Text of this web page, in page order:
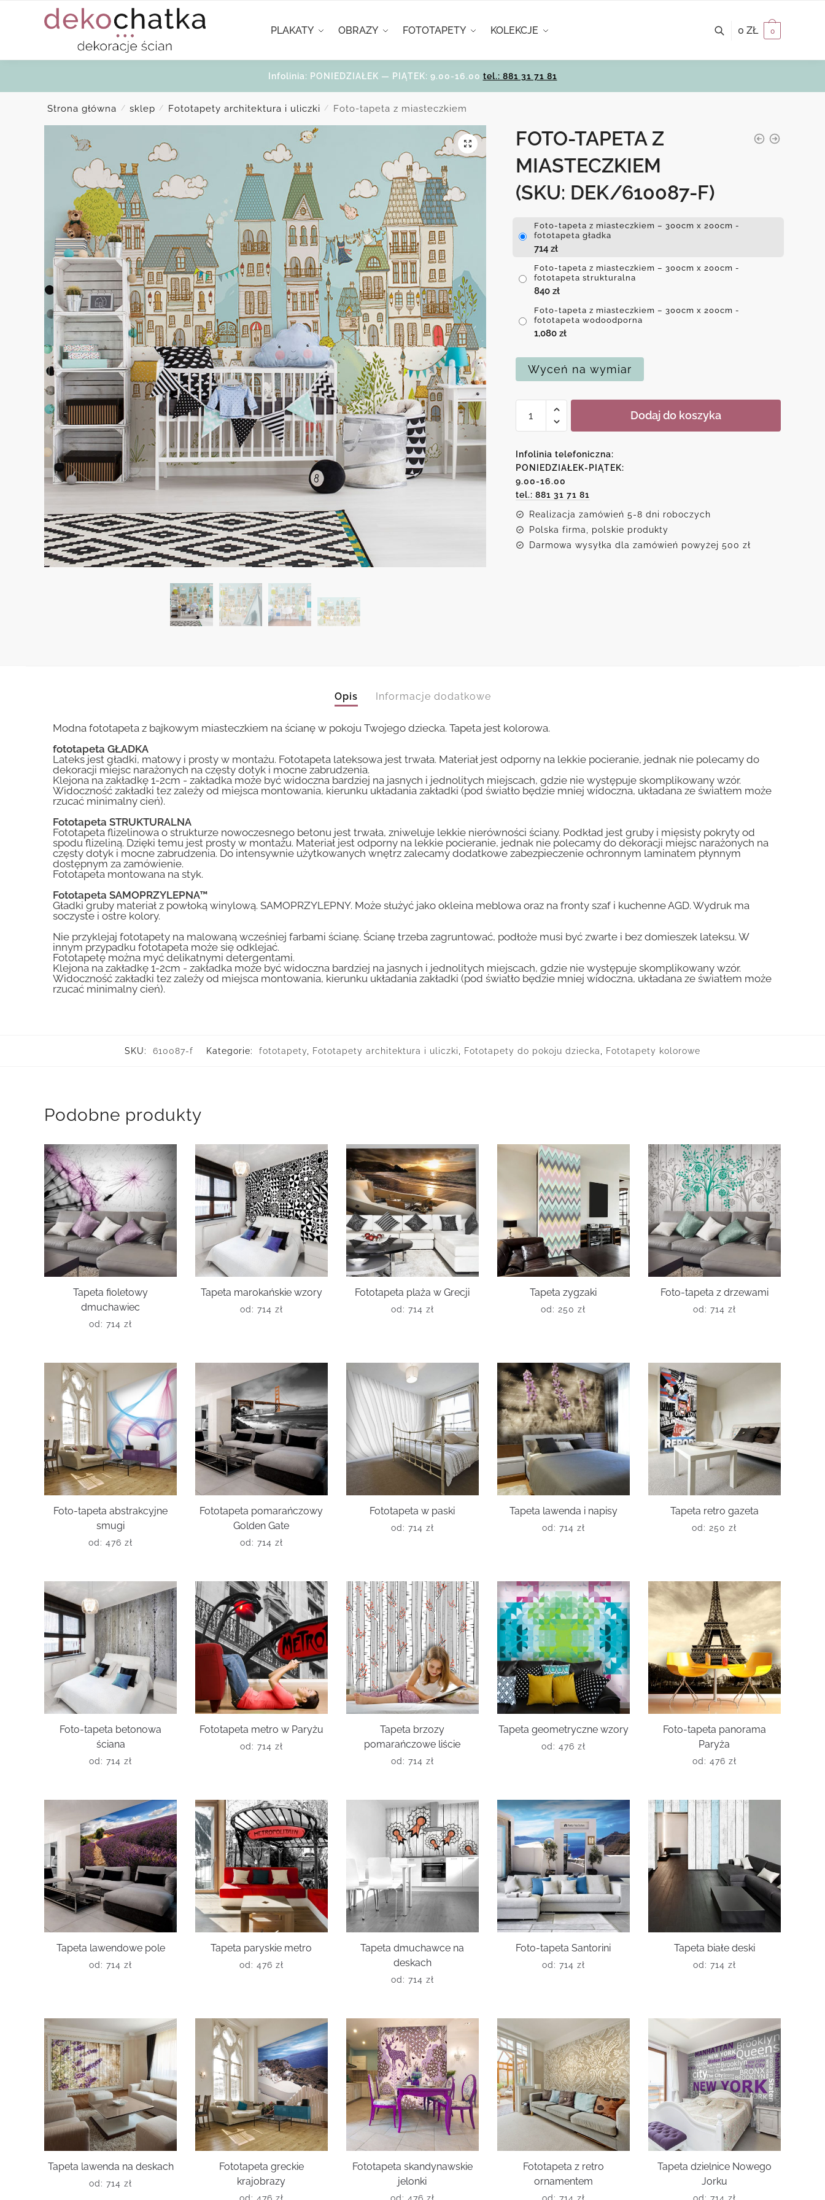
PLAKATY OBRAZY FOTOTAPETY KOLEKCJE 0 ZŁ 0
Infolinia: PONIEDZIAŁEK — PIĄTEK: 9.00-16.00 tel.: 881 31 71 81
Strona główna / sklep / Fototapety architektura i uliczki / Foto-tapeta z miasteczkiem
FOTO-TAPETA Z
MIASTECZKIEM
(SKU: DEK/610087-F)
Foto-tapeta z miasteczkiem – 300cm x 200cm -
fototapeta gładka
714 zł
Foto-tapeta z miasteczkiem – 300cm x 200cm -
fototapeta strukturalna
840 zł
Foto-tapeta z miasteczkiem – 300cm x 200cm -
fototapeta wodoodporna
1,080 zł
Wyceń na wymiar
Foto-
z
miasteczkiem
Dodaj do koszyka
Infolinia telefoniczna:
PONIEDZIAŁEK-PIĄTEK:
9.00-16.00
tel.: 881 31 71 81
Realizacja zamówień 5-8 dni roboczych
Polska firma, polskie produkty
Darmowa wysyłka dla zamówień powyżej 500 zł
Opis Informacje dodatkowe
Modna fototapeta z bajkowym miasteczkiem na ścianę w pokoju Twojego dziecka. Tapeta jest kolorowa.
fototapeta GŁADKA
Lateks jest gładki, matowy i prosty w montażu. Fototapeta lateksowa jest trwała. Materiał jest odporny na lekkie pocieranie, jednak nie polecamy do
dekoracji miejsc narażonych na częsty dotyk i mocne zabrudzenia.
Klejona na zakładkę 1-2cm - zakładka może być widoczna bardziej na jasnych i jednolitych miejscach, gdzie nie występuje skomplikowany wzór.
Widoczność zakładki tez zależy od miejsca montowania, kierunku układania zakładki (pod światło będzie mniej widoczna, układana ze światłem może
rzucać minimalny cień).
Fototapeta STRUKTURALNA
Fototapeta flizelinowa o strukturze nowoczesnego betonu jest trwała, zniweluje lekkie nierówności ściany. Podkład jest gruby i mięsisty pokryty od
spodu flizeliną. Dzięki temu jest prosty w montażu. Materiał jest odporny na lekkie pocieranie, jednak nie polecamy do dekoracji miejsc narażonych na
częsty dotyk i mocne zabrudzenia. Do intensywnie użytkowanych wnętrz zalecamy dodatkowe zabezpieczenie ochronnym laminatem płynnym
dostępnym za zamówienie.
Fototapeta montowana na styk.
Fototapeta SAMOPRZYLEPNA™
Gładki gruby materiał z powłoką winylową. SAMOPRZYLEPNY. Może służyć jako okleina meblowa oraz na fronty szaf i kuchenne AGD. Wydruk ma
soczyste i ostre kolory.
Nie przyklejaj fototapety na malowaną wcześniej farbami ścianę. Ścianę trzeba zagruntować, podłoże musi być zwarte i bez domieszek lateksu. W
innym przypadku fototapeta może się odklejać.
Fototapetę można myć delikatnymi detergentami.
Klejona na zakładkę 1-2cm - zakładka może być widoczna bardziej na jasnych i jednolitych miejscach, gdzie nie występuje skomplikowany wzór.
Widoczność zakładki tez zależy od miejsca montowania, kierunku układania zakładki (pod światło będzie mniej widoczna, układana ze światłem może
rzucać minimalny cień).
SKU: 610087-f Kategorie: fototapety, Fototapety architektura i uliczki, Fototapety do pokoju dziecka, Fototapety kolorowe
Podobne produkty
Tapeta fioletowy
dmuchawiec
od: 714 zł
Tapeta marokańskie wzory
od: 714 zł
Fototapeta plaża w Grecji
od: 714 zł
Tapeta zygzaki
od: 250zł
Foto-tapeta z drzewami
od: 714 zł
Foto-tapeta abstrakcyjne
smugi
od: 476 zł
Fototapeta pomarańczowy
Golden Gate
od: 714 zł
Fototapeta w paski
od: 714 zł
Tapeta lawenda i napisy
od: 714 zł
Tapeta retro gazeta
od: 250zł
Foto-tapeta betonowa
ściana
od: 714 zł
Fototapeta metro w Paryżu
od: 714 zł
Tapeta brzozy
pomarańczowe liście
od: 714 zł
Tapeta geometryczne wzory
od: 476 zł
Foto-tapeta panorama
Paryża
od: 476 zł
Tapeta lawendowe pole
od: 714 zł
Tapeta paryskie metro
od: 476 zł
Tapeta dmuchawce na
deskach
od: 714 zł
Foto-tapeta Santorini
od: 714 zł
Tapeta białe deski
od: 714 zł
Tapeta lawenda na deskach
od: 714 zł
Fototapeta greckie
krajobrazy
Fototapeta skandynawskie
jelonki
Fototapeta z retro
ornamentem
Tapeta dzielnice Nowego
Jorku